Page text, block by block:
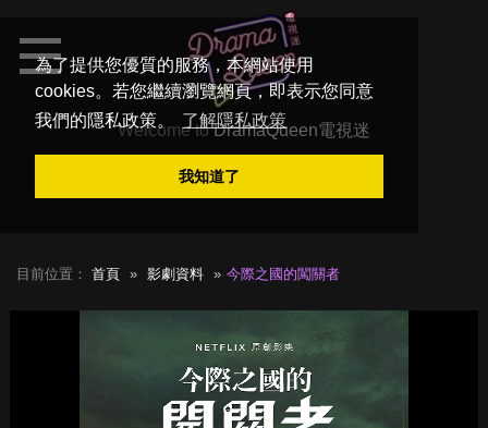
為了提供您優質的服務，本網站使用
cookies。若您繼續瀏覽網頁，即表示您同意
我們的隱私政策。
了解隱私政策
我知道了
Welcome toDramaQueen電視迷
目前位置： 首頁 影劇資料 今際之國的闖關者